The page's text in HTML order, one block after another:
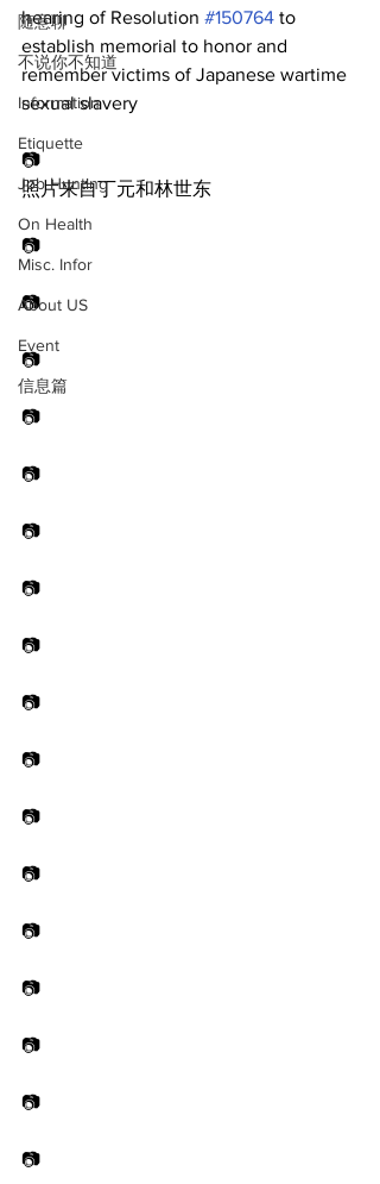
随意聊
不说你不知道
Information
Etiquette
Job Hunting
On Health
Misc. Infor
About US
Event
信息篇
hearing of Resolution #150764 to
establish memorial to honor and
remember victims of Japanese wartime
sexual slavery
📷
照片来自丁元和林世东
📷
📷
📷
📷
📷
📷
📷
📷
📷
📷
📷
📷
📷
📷
📷
📷
📷